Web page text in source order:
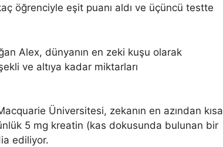
öğrenciyle eşit puanı aldı ve üçüncü testte
Alex, dünyanın en zeki kuşu olarak
ve altıya kadar miktarları
Üniversitesi, zekanın en azından kısa
5 mg kreatin (kas dokusunda bulunan bir
ediliyor.